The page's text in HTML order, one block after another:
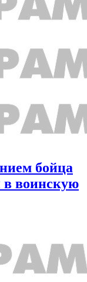
бойца
в воинскую